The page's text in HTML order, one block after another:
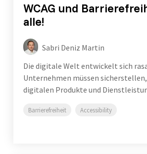
WCAG und
alle!
Sabri Deniz Martin
Die digitale Welt entwickelt sich
Unternehmen müssen
digitalen Produkte und
Barrierefreiheit Accessibility